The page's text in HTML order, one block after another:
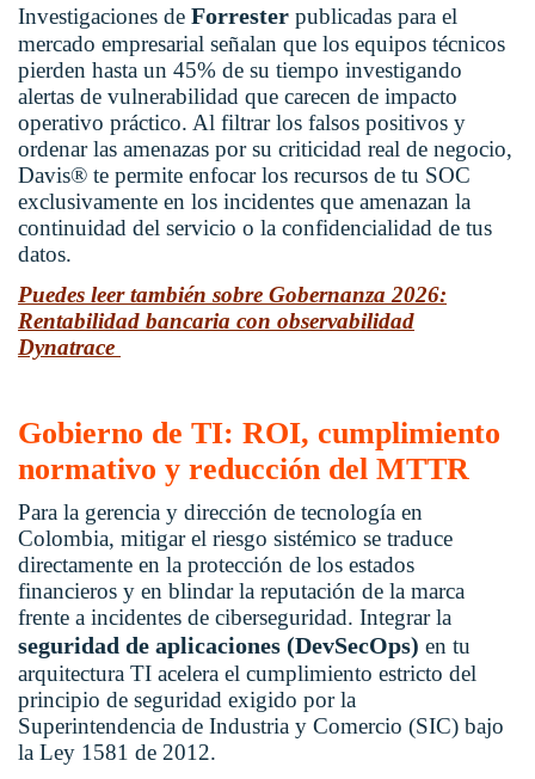
Investigaciones de Forrester publicadas para el
mercado empresarial señalan que los equipos técnicos
pierden hasta un 45% de su tiempo investigando
alertas de vulnerabilidad que carecen de impacto
operativo práctico. Al filtrar los falsos positivos y
ordenar las amenazas por su criticidad real de negocio,
Davis® te permite enfocar los recursos de tu SOC
exclusivamente en los incidentes que amenazan la
continuidad del servicio o la confidencialidad de tus
datos.
Puedes leer también sobre Gobernanza 2026:
Rentabilidad bancaria con observabilidad
Dynatrace
Gobierno de TI: ROI, cumplimiento
normativo y reducción del MTTR
Para la gerencia y dirección de tecnología en
Colombia, mitigar el riesgo sistémico se traduce
directamente en la protección de los estados
financieros y en blindar la reputación de la marca
frente a incidentes de ciberseguridad. Integrar la
seguridad de aplicaciones (DevSecOps) en tu
arquitectura TI acelera el cumplimiento estricto del
principio de seguridad exigido por la
Superintendencia de Industria y Comercio (SIC) bajo
la Ley 1581 de 2012.